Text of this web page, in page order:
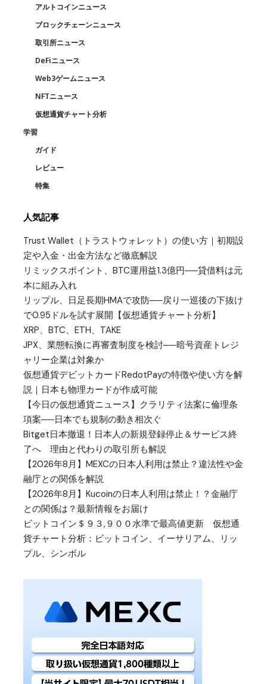
アルトコインニュース
ブロックチェーンニュース
取引所ニュース
DeFiニュース
Web3ゲームニュース
NFTニュース
仮想通貨チャート分析
学習
ガイド
レビュー
特集
人気記事
Trust Wallet（トラストウォレット）の使い方｜初期設
定や入金・出金方法など徹底解説
リミックスポイント、BTC運用益1.3億円──貸借料は元
本に組み入れ
リップル、日足長期HMAで攻防──戻り一巡後の下抜け
で0.95ドルを試す展開【仮想通貨チャート分析】
XRP、BTC、ETH、TAKE
JPX、業態転換に再審査制度を検討──暗号資産トレジ
ャリー企業は対象か
仮想通貨デビットカードRedotPayの特徴や使い方を解
説｜日本も物理カードが作成可能
【今日の仮想通貨ニュース】クラリティ法案に倫理条
項案──日本でも規制の動き相次ぐ
Bitget日本撤退！日本人の新規登録停止＆サービス終
了へ 理由と代わりの取引所も解説
【2026年8月】MEXCの日本人利用は禁止？違法性や金
融庁との関係を解説
【2026年8月】Kucoinの日本人利用は禁止！？金融庁
との関係は？最新情報をお届け
ビットコイン＄９３,９００水準で最高値更新 仮想通
貨チャート分析：ビットコイン、イーサリアム、リッ
プル、シンボル